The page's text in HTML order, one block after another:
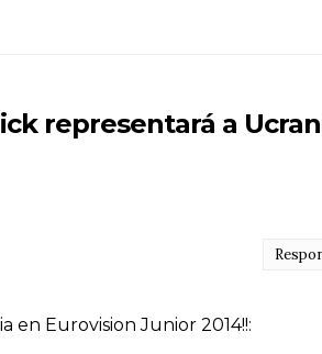
representará a
en Eurovision Junior 2014!!: